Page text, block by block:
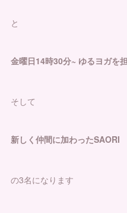
と
金曜日14時30分~ ゆるヨガを
そして
新しく仲間に加わったSAORI
の3名になります